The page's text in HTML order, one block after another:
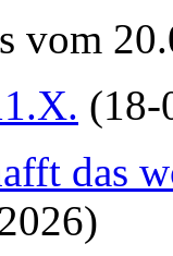
vom
(18-
das